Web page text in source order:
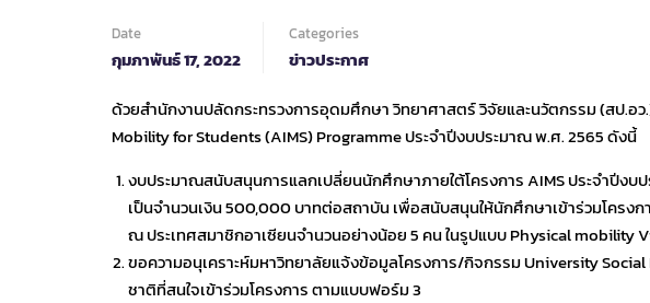
Date
กุมภาพันธ์ 17, 2022
Categories
ข่าวประกาศ
ด้วยสำนักงานปลัดกระทรวงการอุดมศึกษา วิทยาศาสตร์ วิจัยและนวัตกรรม (สป.อ
Mobility for Students (AIMS) Programme ประจำปีงบประมาณ พ.ศ. 2565 ดังนี้
งบประมาณสนับสนุนการแลกเปลี่ยนนักศึกษาภายใต้โครงการ AIMS ประจำปีงบ
เป็นจำนวนเงิน 500,000 บาทต่อสถาบัน เพื่อสนับสนุนให้นักศึกษาเข้าร่วมโครง
ณ ประเทศสมาชิกอาเซียนจำนวนอย่างน้อย 5 คน ในรูปแบบ Physical mobility
ขอความอนุเคราะห์มหาวิทยาลัยแจ้งข้อมูลโครงการ/กิจกรรม University
ชาติที่สนใจเข้าร่วมโครงการ ตามแบบฟอร์ม 3